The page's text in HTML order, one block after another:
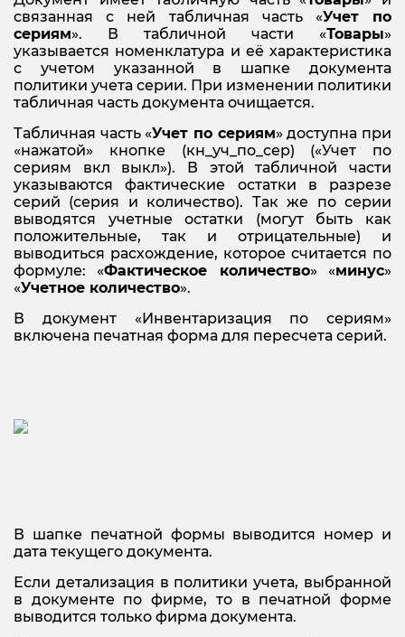
связанная с ней табличная часть «Учет по
сериям». В табличной части «Товары»
указывается номенклатура и её характеристика
с учетом указанной в шапке документа
политики учета серии. При изменении политики
табличная часть документа очищается.
Табличная часть «Учет по сериям» доступна при
«нажатой» кнопке (кн_уч_по_сер) («Учет по
сериям вкл выкл»). В этой табличной части
указываются фактические остатки в разрезе
серий (серия и количество). Так же по серии
выводятся учетные остатки (могут быть как
положительные, так и отрицательные) и
выводиться расхождение, которое считается по
формуле: «Фактическое количество» «минус»
«Учетное количество».
В документ «Инвентаризация по сериям»
включена печатная форма для пересчета серий.
В шапке печатной формы выводится номер и
дата текущего документа.
Если детализация в политики учета, выбранной
в документе по фирме, то в печатной форме
выводится только фирма документа.